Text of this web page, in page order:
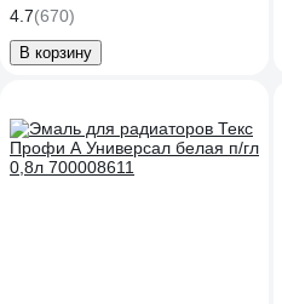
4.7(670)
В корзину